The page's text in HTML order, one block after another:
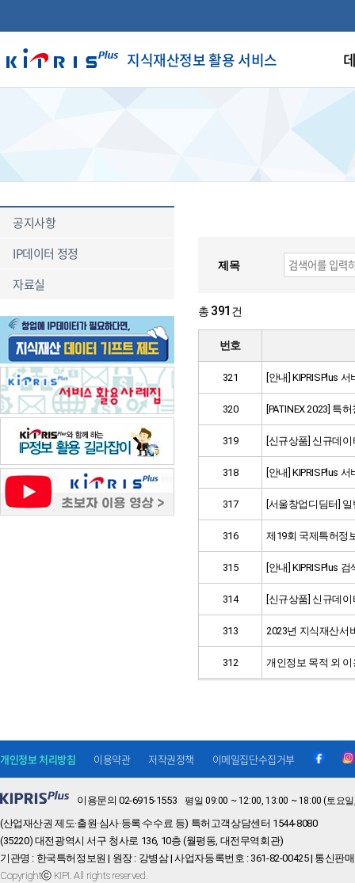
지식재산정보 활용 서비스
공지사항
IP데이터 정정
자료실
제목
총 391 건
번호
321 [안내] KIPRISPlus
320 [PATINEX 2023] 특
319 [신규상품] 신규데
318 [안내] KIPRISPlus
317 [서울창업디딤터]
316 제19회 국제특허정
315 [안내] KIPRISPlus
314 ​[신규상품] 신규데
313 2023년 지식재산서
312 개인정보 목적 외 이
이용문의 02-6915-1553 평일 09:00 ~ 12:00, 13:00 ~ 18:00 (토요
(산업재산권 제도·출원·심사·등록·수수료 등) 특허고객상담센터 1544-8080
(35220) 대전광역시 서구 청사로 136, 10층 (월평동, 대전무역회관)
기관명 : 한국특허정보원 | 원장 : 강병삼 | 사업자등록번호 : 361-82-00425 | 통신판
Copyrightⓒ KIPI. All rights reserved.
개인정보 처리방침 이용약관 저작권정책 이메일집단수집거부